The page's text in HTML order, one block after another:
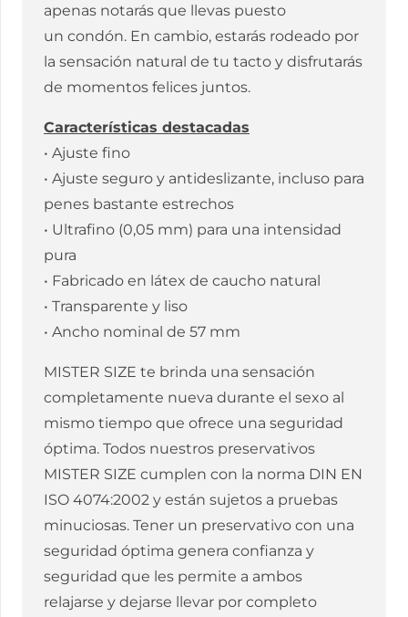
apenas notarás que llevas puesto
un condón. En cambio, estarás rodeado por
la sensación natural de tu tacto y disfrutarás
de momentos felices juntos.
Características destacadas
• Ajuste fino
• Ajuste seguro y antideslizante, incluso para
penes bastante estrechos
• Ultrafino (0,05 mm) para una intensidad
pura
• Fabricado en látex de caucho natural
• Transparente y liso
• Ancho nominal de 57 mm
MISTER SIZE te brinda una sensación
completamente nueva durante el sexo al
mismo tiempo que ofrece una seguridad
óptima. Todos nuestros preservativos
MISTER SIZE cumplen con la norma DIN EN
ISO 4074:2002 y están sujetos a pruebas
minuciosas. Tener un preservativo con una
seguridad óptima genera confianza y
seguridad que les permite a ambos
relajarse y dejarse llevar por completo